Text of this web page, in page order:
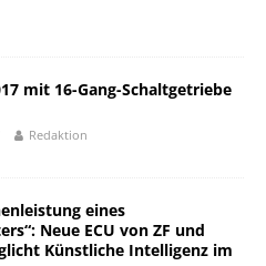
mit 16-Gang-Schaltgetriebe
Redaktion
eines
Neue ECU von ZF und
Künstliche Intelligenz im